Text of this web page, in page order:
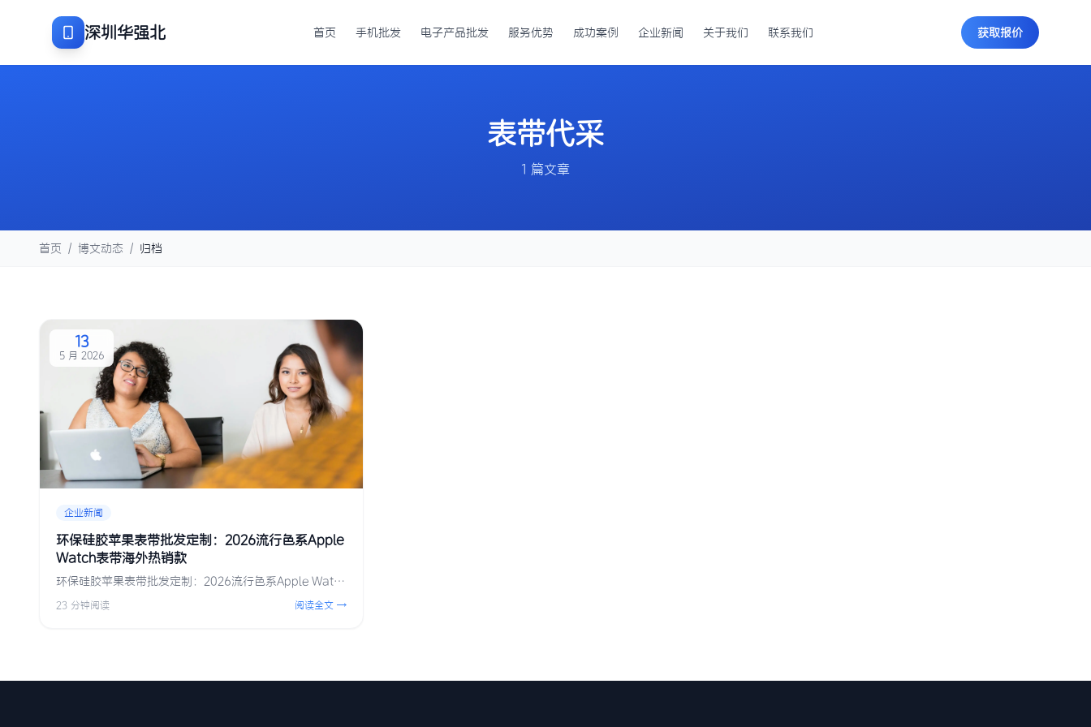
深圳华强北 首页 手机批发 电子产品批发 服务优势 成功案例 企业新闻 关于我们 联系我们 获取报价
表带代采
1 篇文章
首页 / 博文动态 / 归档
13
5 月 2026
企业新闻
环保硅胶苹果表带批发定制：2026流行色系Apple
Watch表带海外热销款
环保硅胶苹果表带批发定制：2026流行色系Apple Wat…
23 分钟阅读 阅读全文 →